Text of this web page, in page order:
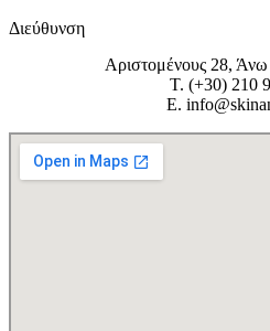
Διεύθυνση
Αριστομένους 28,
Τ. (+30) 210
Ε.